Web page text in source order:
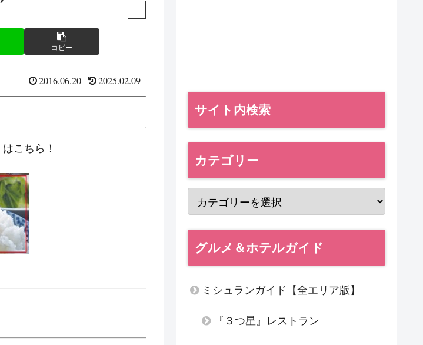
コピー
2016.06.20 2025.02.09
はこちら！
サイト内検索
カテゴリー
グルメ＆ホテルガイド
ミシュランガイド【全エリア版】
『３つ星』レストラン